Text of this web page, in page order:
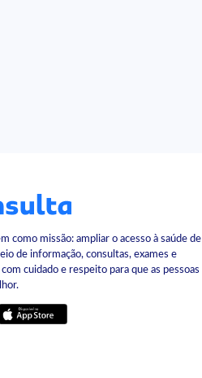
como missão: ampliar o acesso à saúde de
de informação, consultas, exames e
cuidado e respeito para que as pessoas